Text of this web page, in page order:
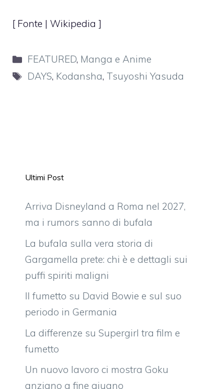
[ Fonte | Wikipedia ]
Categorie
FEATURED, Manga e Anime
Tag
DAYS, Kodansha, Tsuyoshi Yasuda
Ultimi Post
Arriva Disneyland a Roma nel 2027,
ma i rumors sanno di bufala
La bufala sulla vera storia di
Gargamella prete: chi è e dettagli sui
puffi spiriti maligni
Il fumetto su David Bowie e sul suo
periodo in Germania
La differenze su Supergirl tra film e
fumetto
Un nuovo lavoro ci mostra Goku
anziano a fine giugno